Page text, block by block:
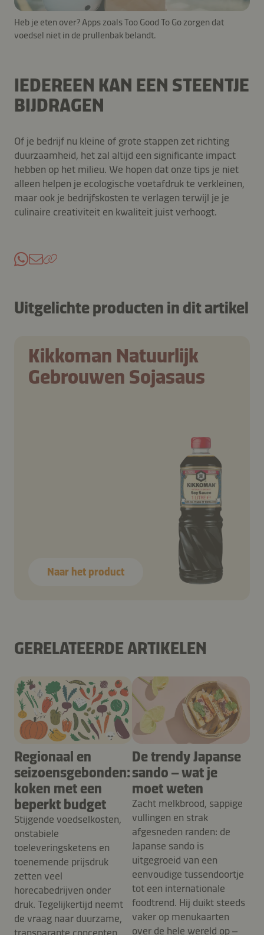
Heb je eten over? Apps zoals Too Good To Go zorgen dat
voedsel niet in de prullenbak belandt.
IEDEREEN KAN EEN STEENTJE
BIJDRAGEN
Of je bedrijf nu kleine of grote stappen zet richting
duurzaamheid, het zal altijd een significante impact
hebben op het milieu. We hopen dat onze tips je niet
alleen helpen je ecologische voetafdruk te verkleinen,
maar ook je bedrijfskosten te verlagen terwijl je je
culinaire creativiteit en kwaliteit juist verhoogt.
Uitgelichte producten in dit artikel
Kikkoman Natuurlijk
Gebrouwen Sojasaus
Naar het product
GERELATEERDE ARTIKELEN
Regionaal en
seizoensgebonden:
koken met een
beperkt budget
Stijgende voedselkosten,
onstabiele
toeleveringsketens en
toenemende prijsdruk
zetten veel
horecabedrijven onder
druk. Tegelijkertijd neemt
de vraag naar duurzame,
transparante concepten
De trendy Japanse
sando – wat je
moet weten
Zacht melkbrood, sappige
vullingen en strak
afgesneden randen: de
Japanse sando is
uitgegroeid van een
eenvoudige tussendoortje
tot een internationale
foodtrend. Hij duikt steeds
vaker op menukaarten
over de hele wereld op –